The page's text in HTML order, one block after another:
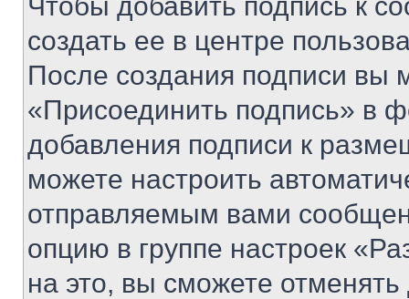
создать ее в центре
После создания подписи вы
«Присоединить подпись» в
добавления подписи к
можете настроить
отправляемым вами
опцию в группе настроек
на это, вы сможете